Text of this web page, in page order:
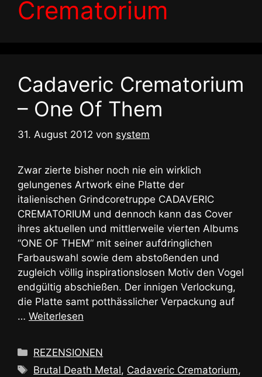
Crematorium
Cadaveric Crematorium
– One Of Them
31. August 2012 von system
Zwar zierte bisher noch nie ein wirklich
gelungenes Artwork eine Platte der
italienischen Grindcoretruppe CADAVERIC
CREMATORIUM und dennoch kann das Cover
ihres aktuellen und mittlerweile vierten Albums
“ONE OF THEM“ mit seiner aufdringlichen
Farbauswahl sowie dem abstoßenden und
zugleich völlig inspirationslosen Motiv den Vogel
endgültig abschießen. Der innigen Verlockung,
die Platte samt potthässlicher Verpackung auf
… Weiterlesen
Kategorien
REZENSIONEN
Schlagwörter
Brutal Death Metal, Cadaveric Crematorium,